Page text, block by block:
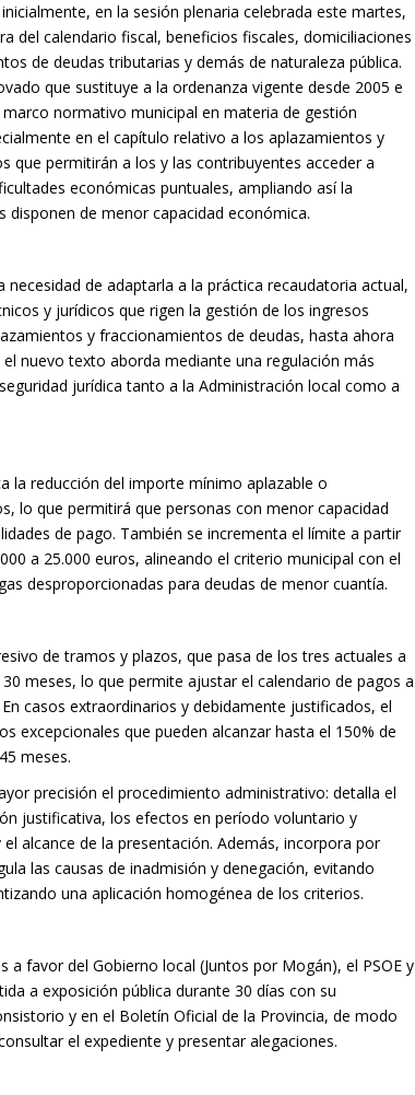
en la sesión plenaria celebrada este martes,
del calendario fiscal, beneficios fiscales, domiciliaciones
de deudas tributarias y demás de naturaleza pública.
que sustituye a la ordenanza vigente desde 2005 e
normativo municipal en materia de gestión
en el capítulo relativo a los aplazamientos y
que permitirán a los y las contribuyentes acceder a
económicas puntuales, ampliando así la
de menor capacidad económica.
de adaptarla a la práctica recaudatoria actual,
y jurídicos que rigen la gestión de los ingresos
y fraccionamientos de deudas, hasta ahora
nuevo texto aborda mediante una regulación más
jurídica tanto a la Administración local como a
la reducción del importe mínimo aplazable o
lo que permitirá que personas con menor capacidad
de pago. También se incrementa el límite a partir
a 25.000 euros, alineando el criterio municipal con el
desproporcionadas para deudas de menor cuantía.
de tramos y plazos, que pasa de los tres actuales a
meses, lo que permite ajustar el calendario de pagos a
casos extraordinarios y debidamente justificados, el
excepcionales que pueden alcanzar hasta el 150% de
meses.
precisión el procedimiento administrativo: detalla el
justificativa, los efectos en período voluntario y
alcance de la presentación. Además, incorpora por
las causas de inadmisión y denegación, evitando
una aplicación homogénea de los criterios.
favor del Gobierno local (Juntos por Mogán), el PSOE y
a exposición pública durante 30 días con su
y en el Boletín Oficial de la Provincia, de modo
el expediente y presentar alegaciones.